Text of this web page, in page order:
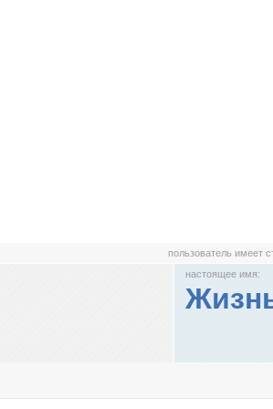
пользователь имеет
настоящее имя: